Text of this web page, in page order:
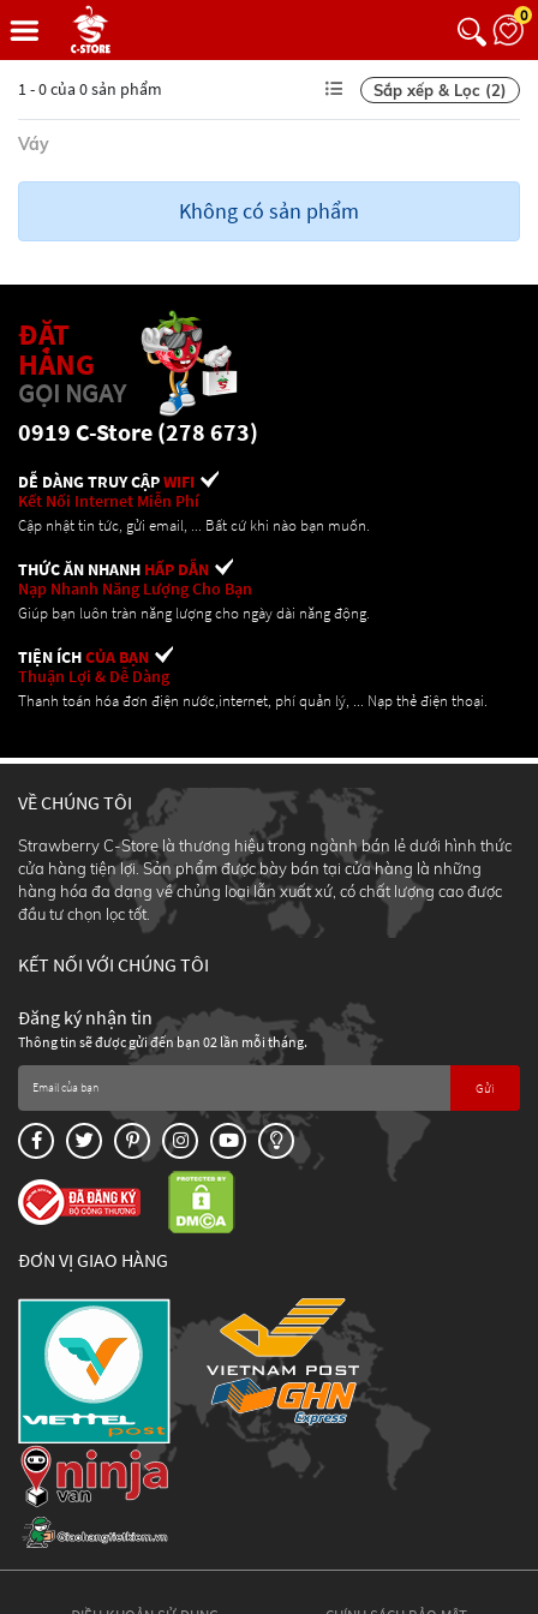
0
1 - 0 của 0 sản phẩm Sắp xếp & Lọc (2)
Váy
Không có sản phẩm
ĐẶT
HÀNG
GỌI NGAY
0919 C-Store (278 673)
DỄ DÀNG TRUY CẬPWIFI
Kết Nối Internet Miễn Phí
Cập nhật tin tức, gửi email, ... Bất cứ khi nào bạn muốn.
THỨC ĂN NHANH HẤP DẪN
Nạp Nhanh Năng Lượng Cho Bạn
Giúp bạn luôn tràn năng lượng cho ngày dài năng động.
TIỆN ÍCHCỦA BẠN
Thuận Lợi & Dễ Dàng
Thanh toán hóa đơn điện nước,internet, phí quản lý, ... Nạp thẻ điện thoại.
VỀ CHÚNG TÔI
Strawberry C-Store là thương hiệu trong ngành bán lẻ dưới hình thức
cửa hàng tiện lợi. Sản phẩm được bày bán tại cửa hàng là những
hàng hóa đa dạng về chủng loại lẫn xuất xứ, có chất lượng cao được
đầu tư chọn lọc tốt.
KẾT NỐI VỚI CHÚNG TÔI
Đăng ký nhận tin
Thông tin sẽ được gửi đến bạn 02 lần mỗi tháng.
Gửi
ĐƠN VỊ GIAO HÀNG